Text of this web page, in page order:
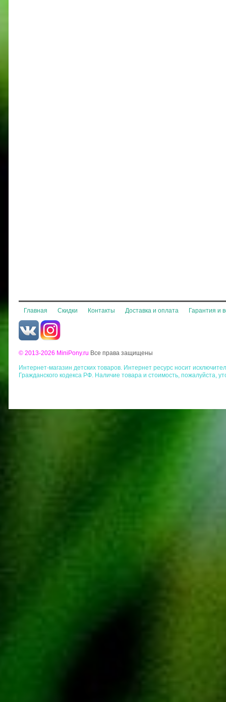
Главная Скидки Контакты Доставка и оплата Гарантия и
© 2013-2026 MiniPony.ru Все права защищены
Интернет-магазин детских товаров. Интернет ресурс носит
Гражданского кодекса РФ. Наличие товара и стоимость, пожалуйста,